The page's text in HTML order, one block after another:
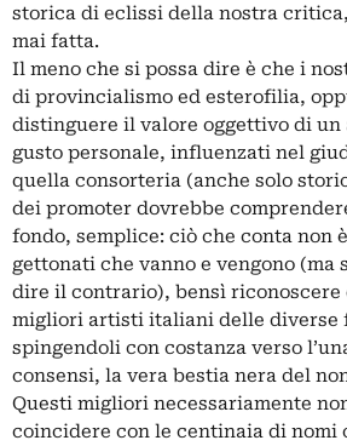
storica di eclissi della nostra
mai fatta.
Il meno che si possa dire è che i
di provincialismo ed esterofilia,
distinguere il valore oggettivo di
gusto personale, influenzati nel
quella consorteria (anche solo
dei promoter dovrebbe
fondo, semplice: ciò che conta non
gettonati che vanno e vengono (ma
dire il contrario), bensì riconoscere
migliori artisti italiani delle diverse
spingendoli con costanza verso
consensi, la vera bestia nera del
Questi migliori necessariamente
coincidere con le centinaia di nomi